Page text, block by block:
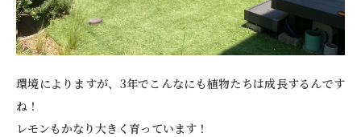
環境によりますが、3年でこんなにも植物たちは成長するんです
ね！
レモンもかなり大きく育っています！